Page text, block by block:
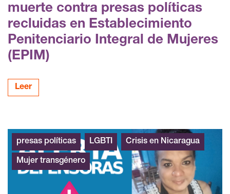
muerte contra presas políticas
recluidas en Establecimiento
Penitenciario Integral de Mujeres
(EPIM)
Leer
presas políticas LGBTI Crisis en Nicaragua
Mujer transgénero